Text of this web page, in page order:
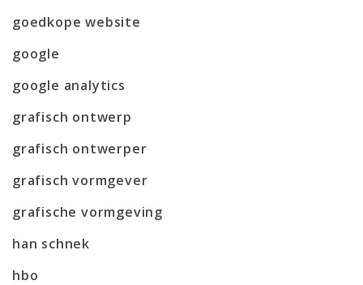
goedkope website
google
google analytics
grafisch ontwerp
grafisch ontwerper
grafisch vormgever
grafische vormgeving
han schnek
hbo